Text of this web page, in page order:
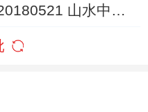
山水中国